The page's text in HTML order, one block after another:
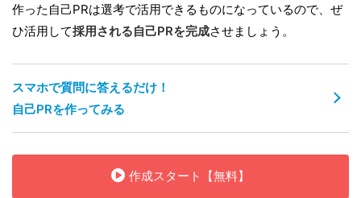
作った自己PRは選考で活用できるものになっているので、ぜ
ひ活用して採用される自己PRを完成させましょう。
スマホで質問に答えるだけ！
自己PRを作ってみる
作成スタート【無料】